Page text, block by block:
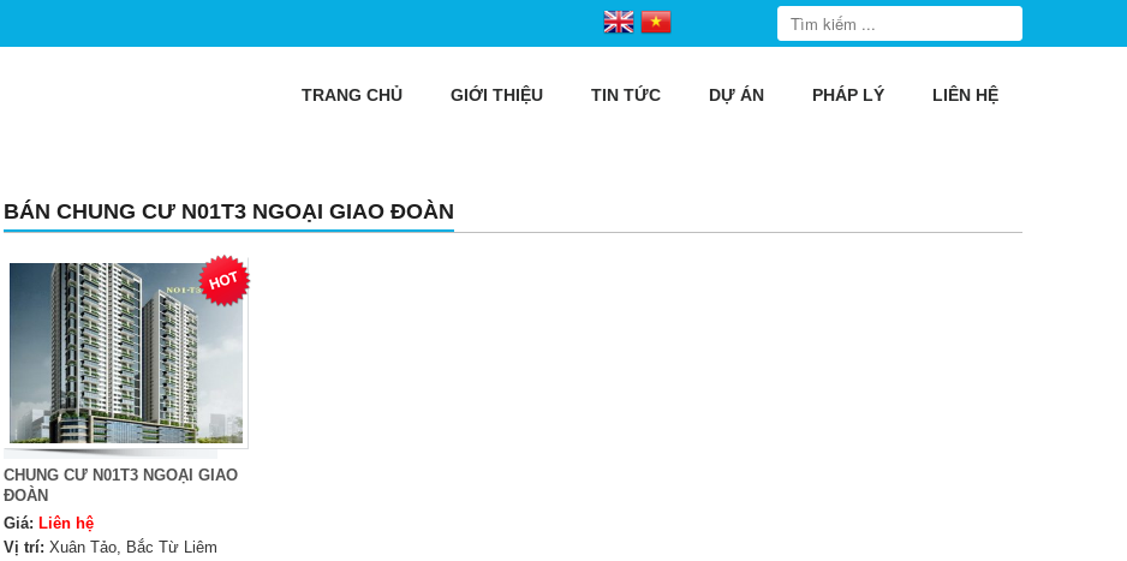
TRANG CHỦ GIỚI THIỆU TIN TỨC DỰ ÁN PHÁP LÝ LIÊN HỆ
BÁN CHUNG CƯ N01T3 NGOẠI GIAO ĐOÀN
CHUNG CƯ N01T3 NGOẠI GIAO
ĐOÀN
Giá: Liên hệ
Vị trí: Xuân Tảo, Bắc Từ Liêm